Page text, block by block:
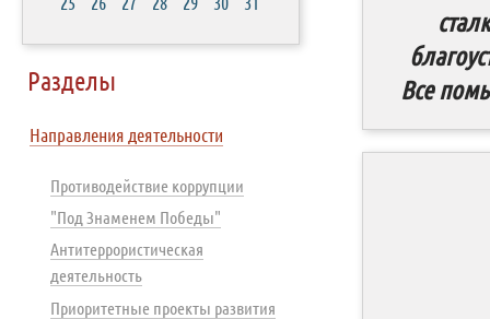
Все
Разделы
Направления деятельности
Противодействие коррупции
"Под Знаменем Победы"
Антитеррористическая
деятельность
Приоритетные проекты развития